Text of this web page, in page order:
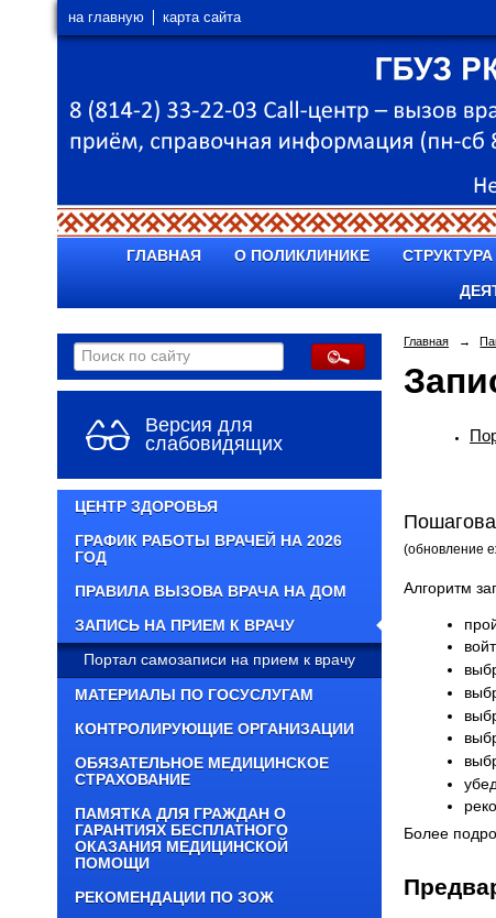
на главную карта сайта
ГЛАВНАЯ О ПОЛИКЛИНИКЕ СТРУКТУРА
Версия для
слабовидящих
ЦЕНТР ЗДОРОВЬЯ
ГРАФИК РАБОТЫ ВРАЧЕЙ НА 2026
ГОД
ПРАВИЛА ВЫЗОВА ВРАЧА НА ДОМ
ЗАПИСЬ НА ПРИЕМ К ВРАЧУ
Портал самозаписи на прием к врачу
МАТЕРИАЛЫ ПО ГОСУСЛУГАМ
КОНТРОЛИРУЮЩИЕ ОРГАНИЗАЦИИ
ОБЯЗАТЕЛЬНОЕ МЕДИЦИНСКОЕ
СТРАХОВАНИЕ
ПАМЯТКА ДЛЯ ГРАЖДАН О
ГАРАНТИЯХ БЕСПЛАТНОГО
ОКАЗАНИЯ МЕДИЦИНСКОЙ
ПОМОЩИ
РЕКОМЕНДАЦИИ ПО ЗОЖ
Главная →
(обновление
Алгоритм
Более